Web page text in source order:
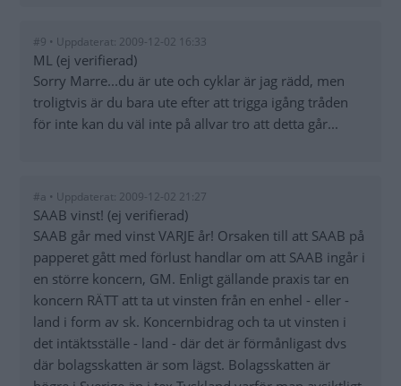
#9 • Uppdaterat: 2009-12-02 16:33
ML (ej verifierad)
Sorry Marre...du är ute och cyklar är jag rädd, men
troligtvis är du bara ute efter att trigga igång tråden
för inte kan du väl inte på allvar tro att detta går...
#a • Uppdaterat: 2009-12-02 21:27
SAAB vinst! (ej verifierad)
SAAB går med vinst VARJE år! Orsaken till att SAAB på
papperet gått med förlust handlar om att SAAB ingår i
en större koncern, GM. Enligt gällande praxis tar en
koncern RÄTT att ta ut vinsten från en enhel - eller -
land i form av sk. Koncernbidrag och ta ut vinsten i
det intäktsställe - land - där det är förmånligast dvs
där bolagsskatten är som lägst. Bolagsskatten är